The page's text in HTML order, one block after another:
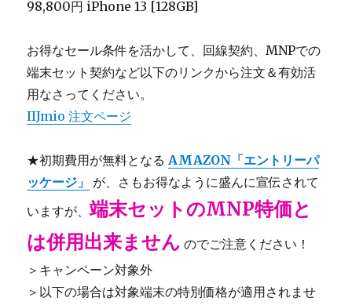
98,800円 iPhone 13 [128GB]
お得なセール条件を活かして、回線契約、MNPでの
端末セット契約など以下のリンクから注文＆有効活
用なさってください。
IIJmio 注文ページ
★初期費用が無料となるAMAZON「エントリーパ
ッケージ」
が、さもお得なように盛んに宣伝されて
いますが、端末セットのMNP特価と
は併用出来ません のでご注意ください！
＞キャンペーン対象外
＞以下の場合は対象端末の特別価格が適用されませ